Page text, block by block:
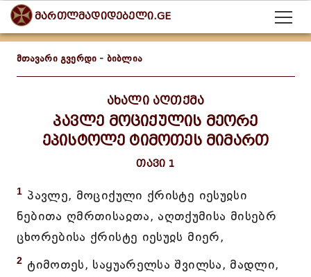
მართლმადიდებელი.GE
მთავარი გვერდი - ბიბლია
ახალი აღთქმა
პავლე მოციქულის მეორე
ეპისტოლე ტიმოთეს მიმართ
თავი 1
1 პავლე, მოციქული ქრისტე იესუჲსი
ნებითა ღმრთისაჲთა, აღთქუმისა მისებრ
ცხორებისა ქრისტე იესუჲს მიერ,
2 ტიმოთეს, საყუარელსა შვილსა, მადლი,